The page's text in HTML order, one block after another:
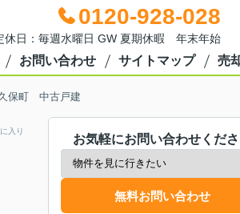
0120-928-028
日：毎週水曜日 GW 夏期休暇 年末年始
お問い合わせ サイトマップ 売
保町 中古戸建
入り
お気軽にお問い合わせくだ
無料お問い合わせ